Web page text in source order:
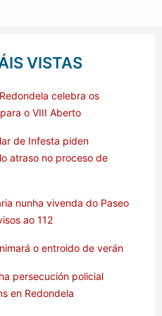
VISTAS
celebra os
o VIII Aberto
de Infesta piden
atraso no proceso de
nunha vivenda do Paseo
ao 112
o entroido de verán
persecución policial
en Redondela